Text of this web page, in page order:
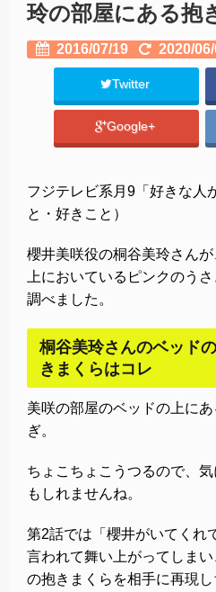
玲の部屋にある抱
2016/07/19 2020/
Twitter
Google+
フジテレビ系月9「好きな人
と・好きこと）
櫻井美咲役の桐谷美玲さん
上においているピンクのう
調べました。
桐谷美玲さんのベッド
きまくらはコレ
美咲の部屋のベッドの上に
ぎ。
ちょこちょこうつるので、
もしれませんね。
第2話では「櫻井がいてくれ
言われて舞い上がってしま
の抱きまくらを相手に再現